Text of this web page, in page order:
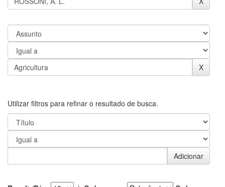
Utilizar filtros para refinar o resultado de busca.